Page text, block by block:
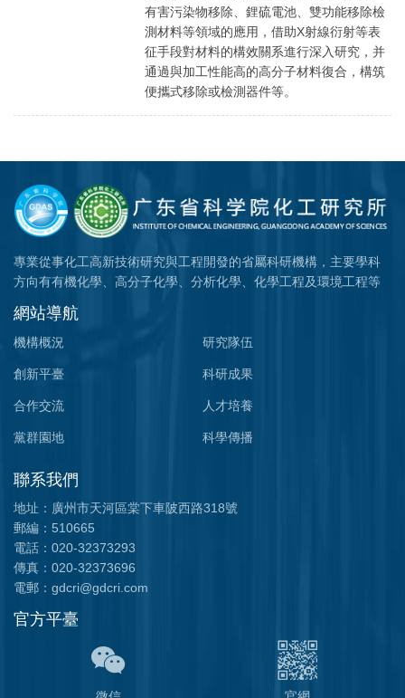
有害污染物移除、鋰硫電池、雙功能移除檢
測材料等領域的應用，借助X射線衍射等表
征手段對材料的構效關系進行深入研究，并
通過與加工性能高的高分子材料復合，構筑
便攜式移除或檢測器件等。
專業從事化工高新技術研究與工程開發的省屬科研機構，主要學科
方向有有機化學、高分子化學、分析化學、化學工程及環境工程等
網站導航
機構概況 研究隊伍
創新平臺 科研成果
合作交流 人才培養
黨群園地 科學傳播
聯系我們
地址：廣州市天河區棠下車陂西路318號
郵編：510665
電話：020-32373293
傳真：020-32373696
電郵：gdcri@gdcri.com
官方平臺